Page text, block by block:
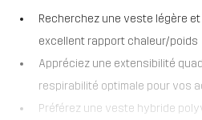
Recherchez une veste légère
excellent rapport chaleur/poids
Appréciez une extensibilité
respirabilité optimale pour vos
Préférez une veste hybride